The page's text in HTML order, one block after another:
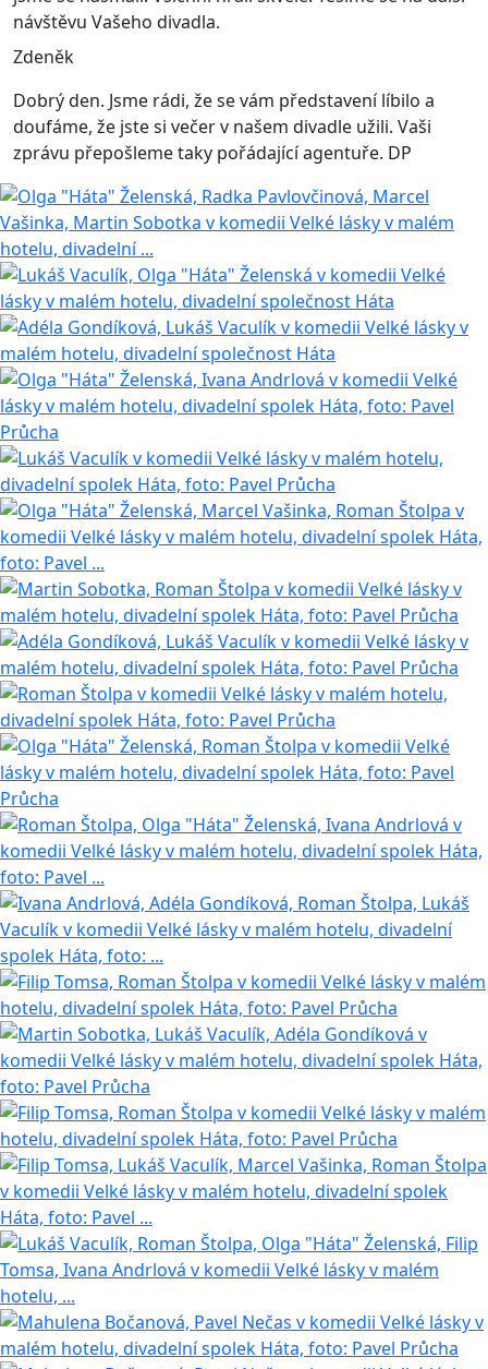
návštěvu Vašeho divadla.
Zdeněk
Dobrý den. Jsme rádi, že se vám představení líbilo a
doufáme, že jste si večer v našem divadle užili. Vaši
zprávu přepošleme taky pořádající agentuře. DP